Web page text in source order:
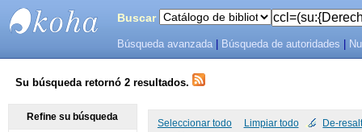
SISTEMAS
DE
Buscar
Búsqueda avanzada Búsqueda de autoridades
Su búsqueda retornó 2 resultados.
Seleccionar todo Limpiar todo De-
Refine su búsqueda